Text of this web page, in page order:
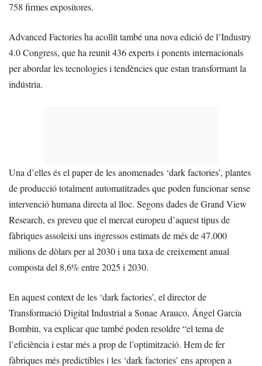
758 firmes expositores.
Advanced Factories ha acollit també una nova edició de l’Industry
4.0 Congress, que ha reunit 436 experts i ponents internacionals
per abordar les tecnologies i tendències que estan transformant la
indústria.
Una d’elles és el paper de les anomenades ‘dark factories’, plantes
de producció totalment automatitzades que poden funcionar sense
intervenció humana directa al lloc. Segons dades de Grand View
Research, es preveu que el mercat europeu d’aquest tipus de
fàbriques assoleixi uns ingressos estimats de més de 47.000
milions de dòlars per al 2030 i una taxa de creixement anual
composta del 8,6% entre 2025 i 2030.
En aquest context de les ‘dark factories’, el director de
Transformació Digital Industrial a Sonae Arauco, Ángel García
Bombín, va explicar que també poden resoldre “el tema de
l’eficiència i estar més a prop de l’optimització. Hem de fer
fàbriques més predictibles i les ‘dark factories’ ens apropen a